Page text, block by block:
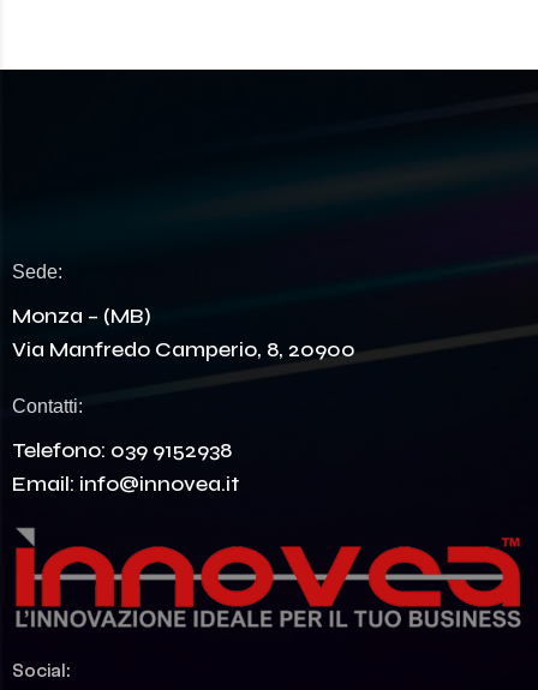
Sede:
Monza – (MB)
Via Manfredo Camperio, 8, 20900
Contatti:
Telefono: 039 9152938
Email: info@innovea.it
Social: